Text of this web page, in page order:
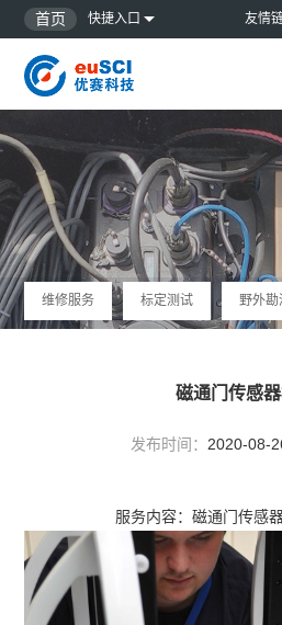
首页 快捷入口 友情
维修服务 标定测试 野外勘
磁通门传感
发布时间： 2020-08-
服务内容：磁通门传感